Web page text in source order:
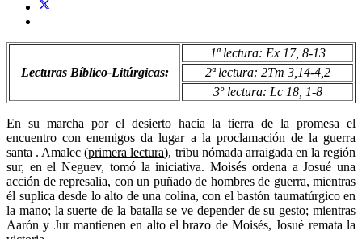
Lecturas Bíblico-Litúrgicas:
1ª lectura: Ex 17, 8-13
2ª lectura: 2Tm 3,14-4,2
3º lectura: Lc 18, 1-8
En su marcha por el desierto hacia la tierra de la promesa el
encuentro con enemigos da lugar a la proclamación de la guerra
santa . Amalec (primera lectura), tribu nómada arraigada en la región
sur, en el Neguev, tomó la iniciativa. Moisés ordena a Josué una
acción de represalia, con un puñado de hombres de guerra, mientras
él suplica desde lo alto de una colina, con el bastón taumatúrgico en
la mano; la suerte de la batalla se ve depender de su gesto; mientras
Aarón y Jur mantienen en alto el brazo de Moisés, Josué remata la